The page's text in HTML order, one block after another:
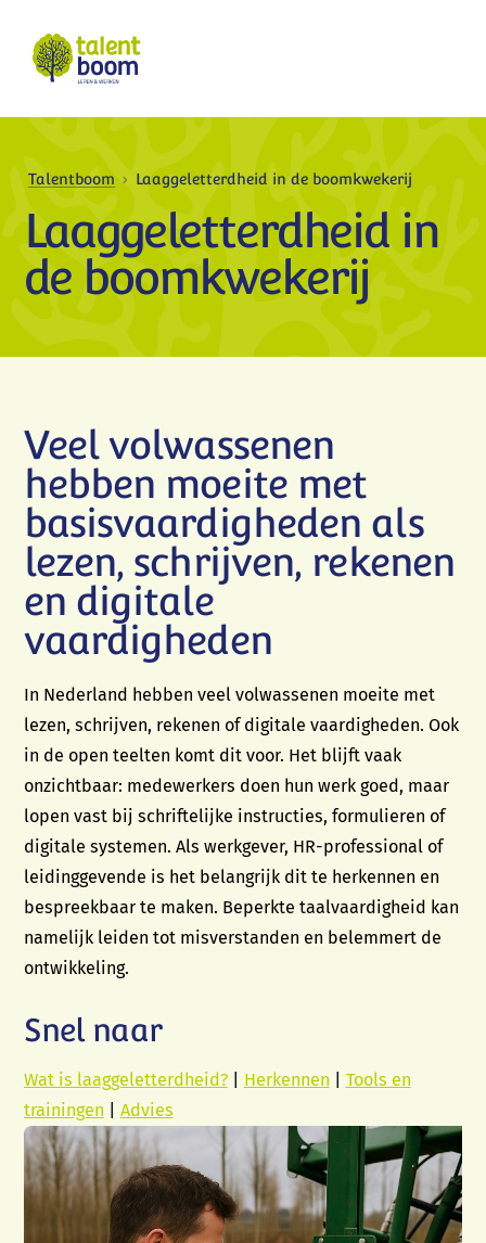
Talentboom Laaggeletterdheid in de boomkwekerij
Laaggeletterdheid in
de boomkwekerij
Veel volwassenen
hebben moeite met
basisvaardigheden als
lezen, schrijven, rekenen
en digitale
vaardigheden
In Nederland hebben veel volwassenen moeite met
lezen, schrijven, rekenen of digitale vaardigheden. Ook
in de open teelten komt dit voor. Het blijft vaak
onzichtbaar: medewerkers doen hun werk goed, maar
lopen vast bij schriftelijke instructies, formulieren of
digitale systemen. Als werkgever, HR-professional of
leidinggevende is het belangrijk dit te herkennen en
bespreekbaar te maken. Beperkte taalvaardigheid kan
namelijk leiden tot misverstanden en belemmert de
ontwikkeling.
Snel naar
Wat is laaggeletterdheid?| Herkennen
Tools en
trainingen
Advies